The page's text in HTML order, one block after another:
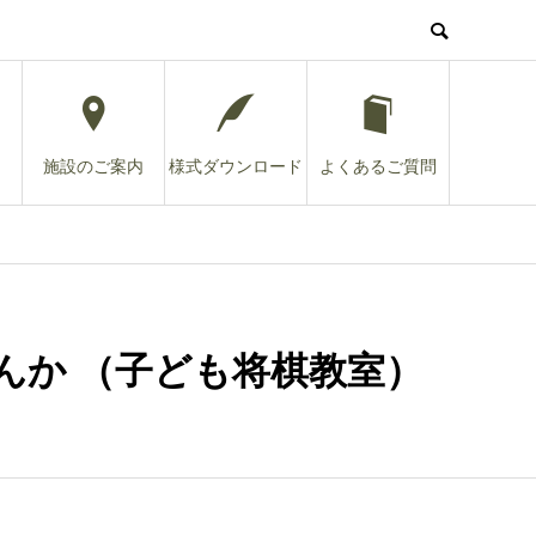
施設のご案内 様式ダウンロード よくあるご質問
か （子ども将棋教室）